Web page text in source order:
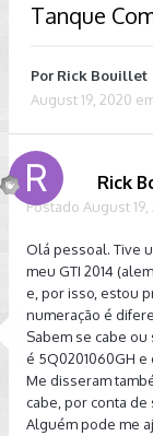
Tanque
Por Rick Bouillet
August 19, 2020
Rick
Postado August 19,
Olá pessoal. Tive
meu GTI 2014
e, por isso, estou
numeração é
Sabem se cabe
é 5Q0201060GH
Me disseram
cabe, por conta
Alguém pode me